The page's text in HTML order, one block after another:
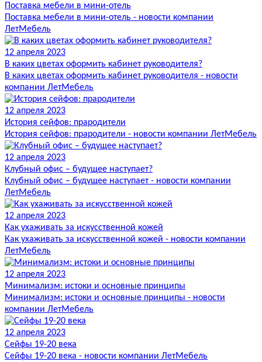
Поставка мебели в мини-отель
Поставка мебели в мини-отель - новости компании
ЛетМебель
12 апреля 2023
В каких цветах оформить кабинет руководителя?
В каких цветах оформить кабинет руководителя - новости
компании ЛетМебель
12 апреля 2023
История сейфов: прародители
История сейфов: прародители - новости компании ЛетМебель
12 апреля 2023
Клубный офис – будущее наступает?
Клубный офис – будущее наступает - новости компании
ЛетМебель
12 апреля 2023
Как ухаживать за искусственной кожей
Как ухаживать за искусственной кожей - новости компании
ЛетМебель
12 апреля 2023
Минимализм: истоки и основные принципы
Минимализм: истоки и основные принципы - новости
компании ЛетМебель
12 апреля 2023
Сейфы 19-20 века
Сейфы 19-20 века - новости компании ЛетМебель